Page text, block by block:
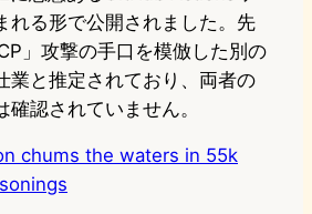
れる形で公開されました。先
」攻撃の手口を模倣した別の
業と推定されており、両者の
認されていません。
chums the waters in 55k